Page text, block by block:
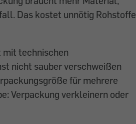
Das kostet unnötig Rohstoffe
technischen
nicht sauber verschweißen
für mehrere
Verpackung verkleinern oder